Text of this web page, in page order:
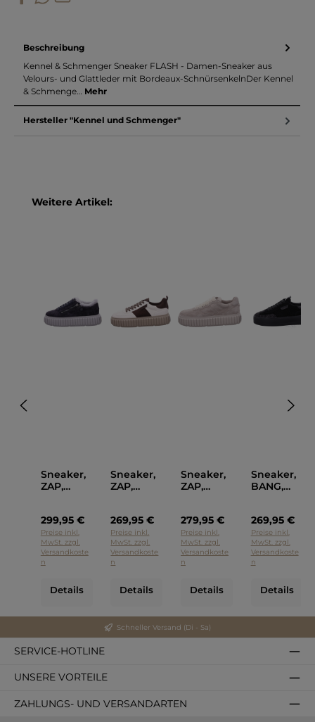
Beschreibung
Kennel & Schmenger Sneaker FLASH - Damen-Sneaker aus
Velours- und Glattleder mit Bordeaux-SchnürsenkelnDer Kennel
& Schmenge… Mehr
Hersteller "Kennel und Schmenger"
Produktgalerie überspringen
Weitere Artikel:
Sneaker,
ZAP,
er
299,95 €
Preise inkl.
MwSt. zzgl.
Versandkoste
n
Details
Sneaker,
ZAP,
er
269,95 €
Preise inkl.
MwSt. zzgl.
Versandkoste
n
Details
Sneaker,
ZAP,
er
279,95 €
Preise inkl.
MwSt. zzgl.
Versandkoste
n
Details
Sneaker,
BANG,
er
269,95 €
Preise inkl.
MwSt. zzgl.
Versandkoste
n
Details
Schneller Versand (Di - Sa)
SERVICE-HOTLINE
UNSERE VORTEILE
ZAHLUNGS- UND VERSANDARTEN